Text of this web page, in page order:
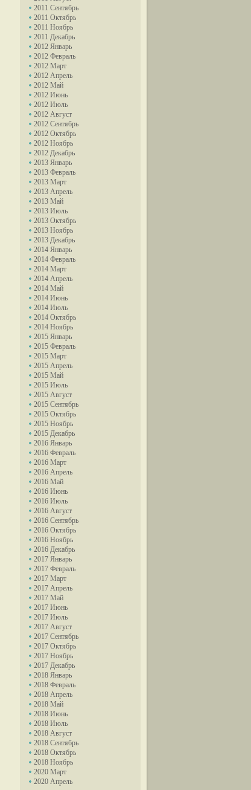
2011 Сентябрь
2011 Октябрь
2011 Ноябрь
2011 Декабрь
2012 Январь
2012 Февраль
2012 Март
2012 Апрель
2012 Май
2012 Июнь
2012 Июль
2012 Август
2012 Сентябрь
2012 Октябрь
2012 Ноябрь
2012 Декабрь
2013 Январь
2013 Февраль
2013 Март
2013 Апрель
2013 Май
2013 Июль
2013 Октябрь
2013 Ноябрь
2013 Декабрь
2014 Январь
2014 Февраль
2014 Март
2014 Апрель
2014 Май
2014 Июнь
2014 Июль
2014 Октябрь
2014 Ноябрь
2015 Январь
2015 Февраль
2015 Март
2015 Апрель
2015 Май
2015 Июль
2015 Август
2015 Сентябрь
2015 Октябрь
2015 Ноябрь
2015 Декабрь
2016 Январь
2016 Февраль
2016 Март
2016 Апрель
2016 Май
2016 Июнь
2016 Июль
2016 Август
2016 Сентябрь
2016 Октябрь
2016 Ноябрь
2016 Декабрь
2017 Январь
2017 Февраль
2017 Март
2017 Апрель
2017 Май
2017 Июнь
2017 Июль
2017 Август
2017 Сентябрь
2017 Октябрь
2017 Ноябрь
2017 Декабрь
2018 Январь
2018 Февраль
2018 Апрель
2018 Май
2018 Июнь
2018 Июль
2018 Август
2018 Сентябрь
2018 Октябрь
2018 Ноябрь
2020 Март
2020 Апрель